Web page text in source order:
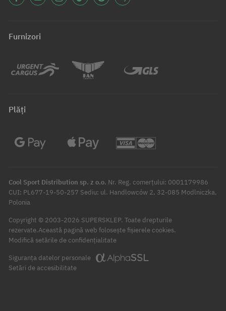
Furnizori
Plăți
Cool Sport Distribution sp. z o.o. Nr. Reg. comerțului: 0001179986
CUI: PL677-19-50-257 Sediu: ul. Handlowców 2, 32-085 Modlniczka,
Polonia
Copyright © 2003-2026 SUPERSKLEP. Toate drepturile
rezervate.Această pagină web folosește fișierele cookies.
Modifică setările de confidențialitate
Siguranța datelor personale
Setări de accesibilitate